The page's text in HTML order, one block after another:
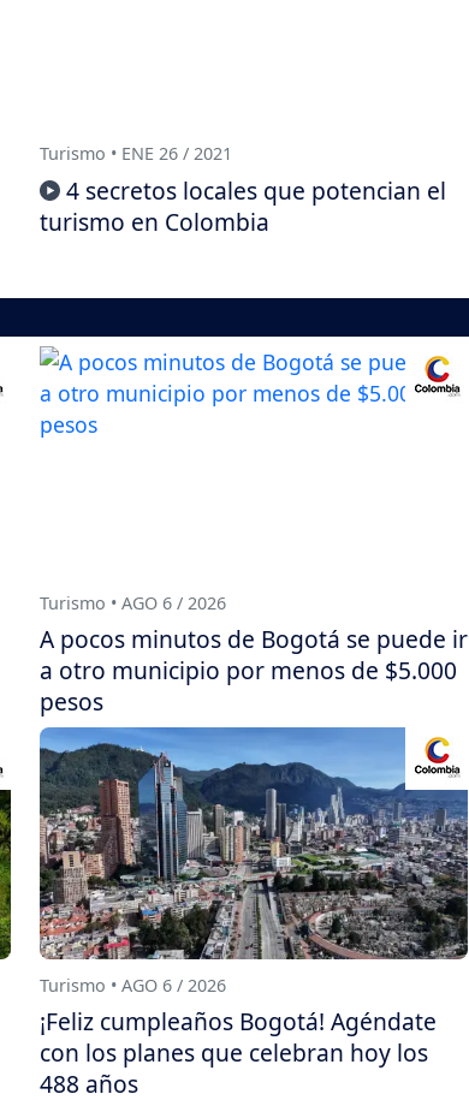
Turismo • ENE 26 / 2021
4 secretos locales que potencian el
turismo en Colombia
Turismo • AGO 6 / 2026
A pocos minutos de Bogotá se puede ir
a otro municipio por menos de $5.000
pesos
Turismo • AGO 6 / 2026
¡Feliz cumpleaños Bogotá! Agéndate
con los planes que celebran hoy los
488 años